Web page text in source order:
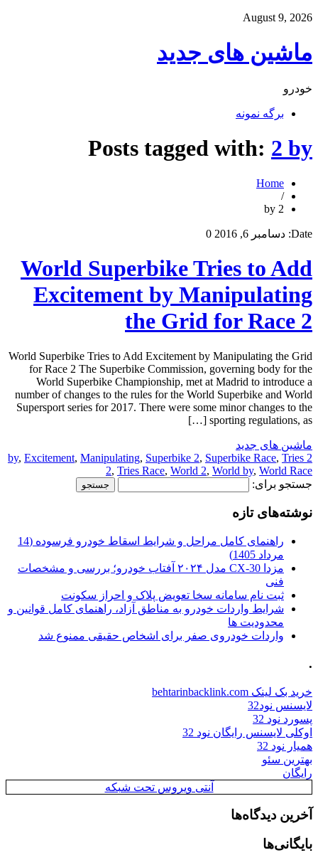
August 9, 2026
ماشین های جدید
خودرو
برگه نمونه
Posts tagged with: 2 by
Home
/
2 by
Date: دسامبر 6, 2016 0
World Superbike Tries to Add
Excitement by Manipulating
the Grid for Race 2
World Superbike Tries to Add Excitement by Manipulating the Grid
for Race 2 The Superbike Commission, governing body for the
World Superbike Championship, met at Madrid to introduce a
number of changes to the rules for the World Superbike and World
Supersport series for 2017. There were some minor changes to the
sporting regulations, as […]
ماشین های جدید
2 by
, Excitement, Manipulating, Superbike 2, Superbike Race, Tries
2, Tries Race, World 2, World by, World Race
جستجو برای:
نوشته‌های تازه
راهنمای کامل مراحل و شرایط اسقاط خودرو فرسوده (14
مرداد 1405)
مزدا CX-30 مدل ۲۰۲۴ آفتاب خودرو؛ بررسی و مشخصات
فنی
ثبت نام سامانه سخا تعویض پلاک و احراز سکونت
شرایط واردات خودرو به مناطق آزاد، راهنمای کامل قوانین و
محدودیت ها
واردات خودروی صفر برای اشخاص حقیقی ممنوع شد
.
خرید بک لینک behtarinbacklink.com
لایسنس نود32
پسورد نود 32
اوکلی لایسنس رایگان نود 32
همیار نود 32
بهترین سئو
رایگان
آنتی ویروس تحت شبکه
آخرین دیدگاه‌ها
بایگانی‌ها